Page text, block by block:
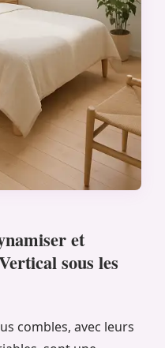
et
sous les
combles, avec leurs